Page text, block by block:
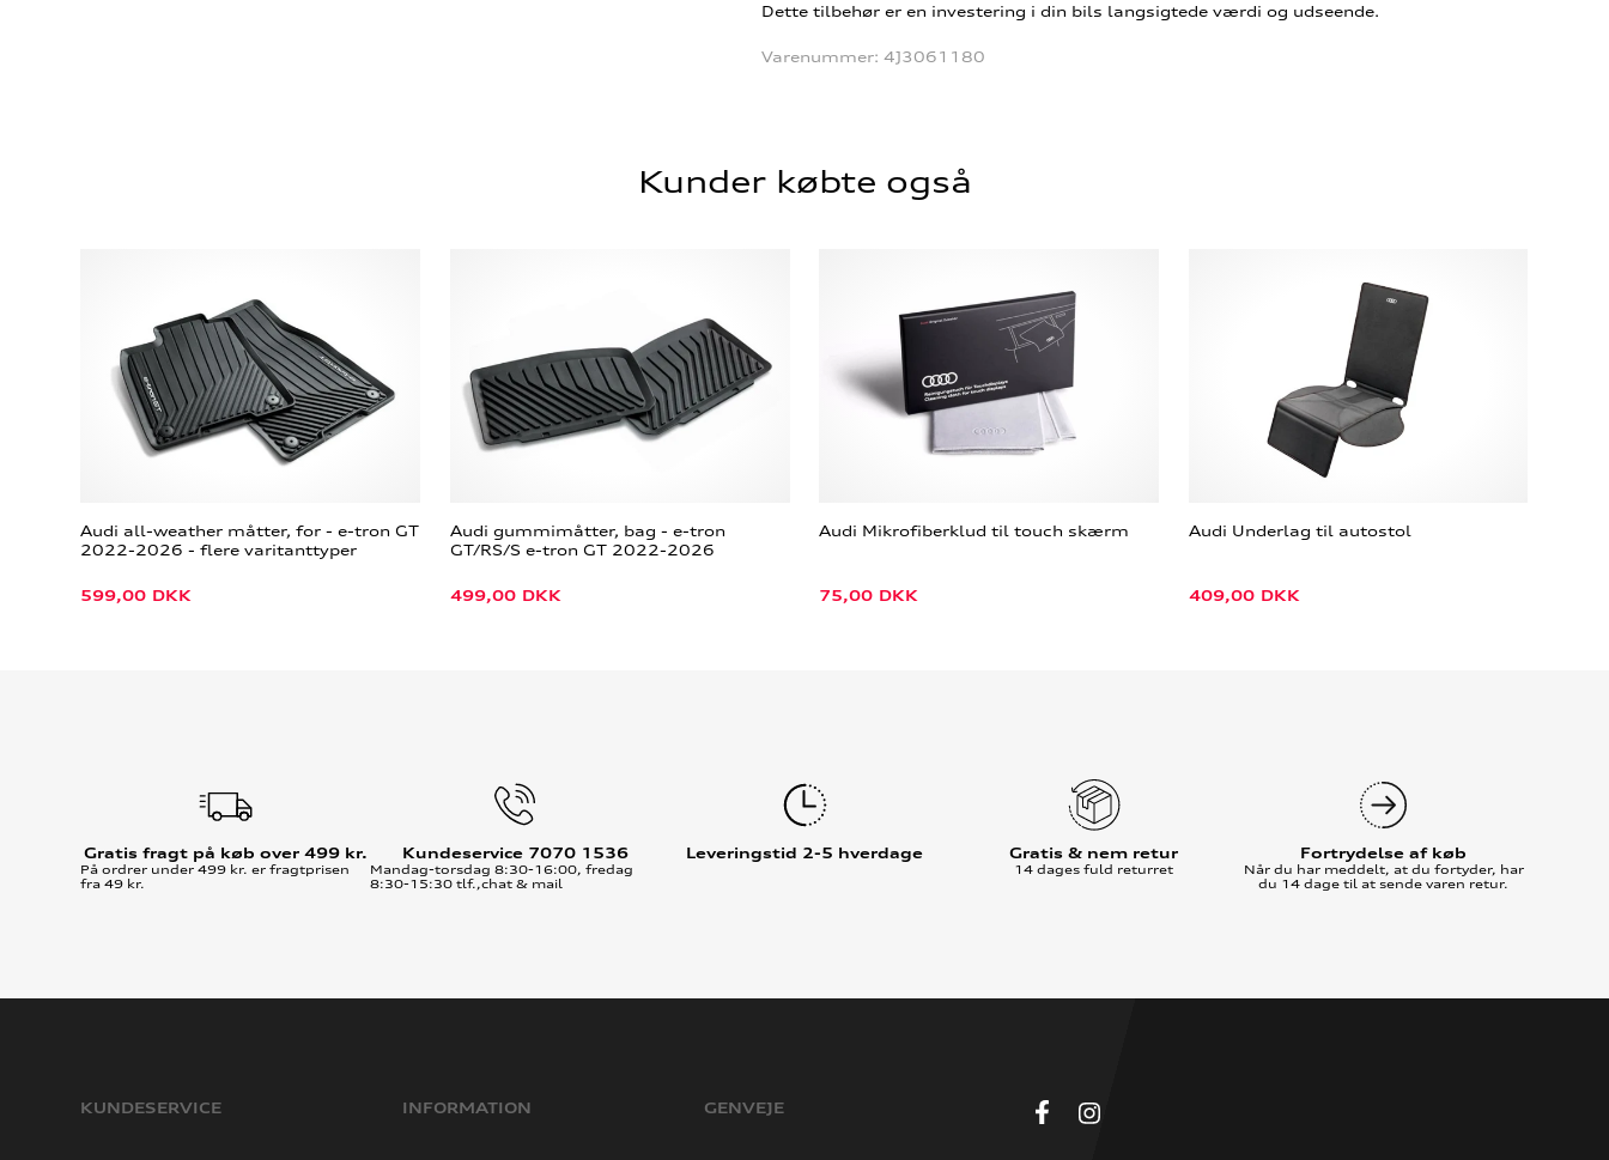
Dette tilbehør er en investering i din bils langsigtede værdi og udseende.
Varenummer: 4J3061180
Kunder købte også
Audi all-weather måtter, for - e-tron GT
2022-2026 - flere varitanttyper
599,00 DKK
Audi gummimåtter, bag - e-tron
GT/RS/S e-tron GT 2022-2026
499,00 DKK
Audi Mikrofiberklud til touch skærm
75,00 DKK
Audi Underlag til autostol
409,00 DKK
Gratis fragt på køb over 499 kr.
På ordrer under 499 kr. er fragtprisen
fra 49 kr.
Kundeservice 7070 1536
Mandag-torsdag 8:30-16:00, fredag
8:30-15:30 tlf.,chat & mail
Leveringstid 2-5 hverdage Gratis & nem retur
14 dages fuld returret
Fortrydelse af køb
Når du har meddelt, at du fortyder, har
du 14 dage til at sende varen retur.
KUNDESERVICE INFORMATION GENVEJE